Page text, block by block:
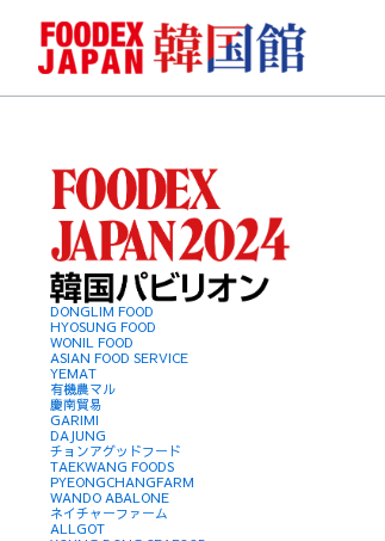
DONGLIM FOOD
HYOSUNG FOOD
WONIL FOOD
ASIAN FOOD SERVICE
YEMAT
有機農マル
慶南貿易
GARIMI
DAJUNG
チョンアグッドフード
TAEKWANG FOODS
PYEONGCHANGFARM
WANDO ABALONE
ネイチャーファーム
ALLGOT